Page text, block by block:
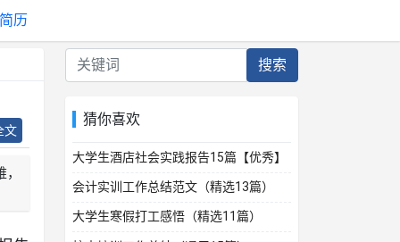
简历
文
搜索
猜你喜欢
大学生酒店社会实践报告15篇【优秀】
会计实训工作总结范文（精选13篇）
大学生寒假打工感悟（精选11篇）